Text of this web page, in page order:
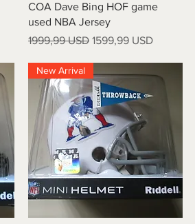
COA Dave Bing HOF game
used NBA Jersey
Prezzo regolare
1999,99 USD Prezzo scontato
1599,99 USD
New Arrival